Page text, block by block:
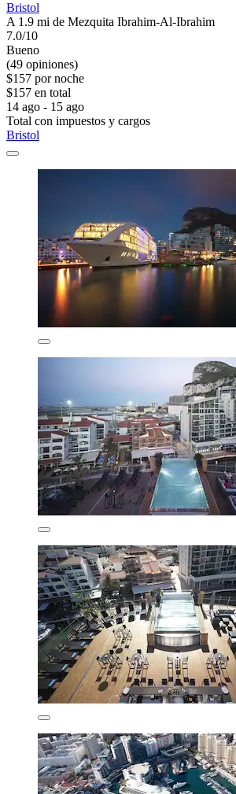
Bristol
A 1.9 mi de Mezquita Ibrahim-Al-Ibrahim
7.0/10
Bueno
(49 opiniones)
$157 por noche
$157 en total
14 ago - 15 ago
Total con impuestos y cargos
Bristol